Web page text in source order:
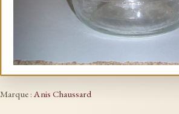
Marque :Anis Chaussard